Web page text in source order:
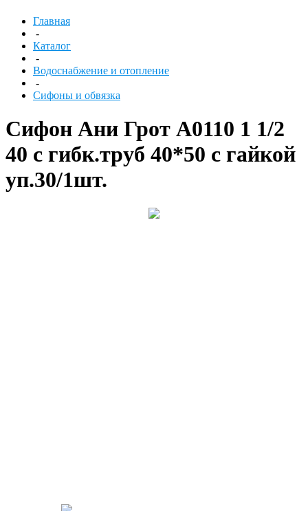
Главная
-
Каталог
-
Водоснабжение и отопление
-
Сифоны и обвязка
Сифон Ани Грот А0110 1 1/2
40 с гибк.труб 40*50 с гайкой
уп.30/1шт.